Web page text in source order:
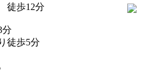
歩12分
分
徒歩5分